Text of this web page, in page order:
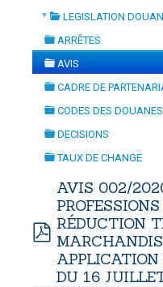
mardi, 14 juillet 2026 10:30
▼ LEGISLATION
folder
ARRÊTES
folder
AVIS
CADRE DE
CODES DES DOUANES
DECISIONS
TAUX DE CHANGE
pdf
AVIS 002/
RÉDUCTION
APPLICATION
DU 16